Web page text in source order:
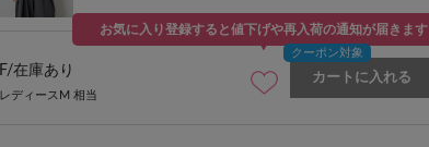
F/在庫あり
レディースM 相当
お気に入り登録すると値下げや再入荷の通知が届きます
カートに入れる